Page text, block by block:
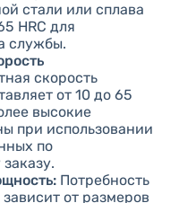
стали или сплава
HRC для
службы.
скорость
от 10 до 65
высокие
при использовании
по
Потребность
от размеров